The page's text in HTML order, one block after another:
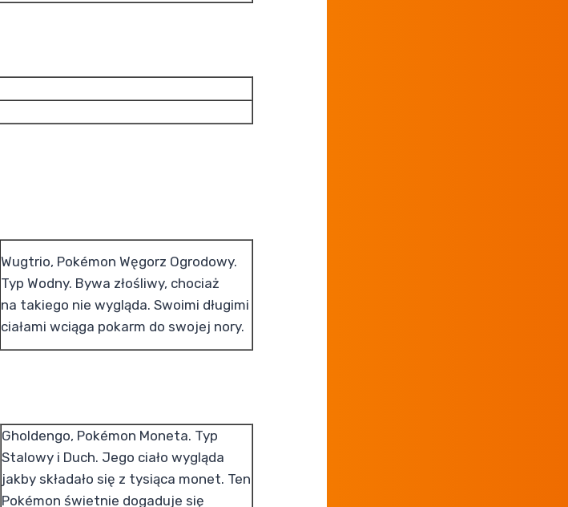
Wugtrio, Pokémon Węgorz Ogrodowy.
Typ Wodny. Bywa złośliwy, chociaż
na takiego nie wygląda. Swoimi długimi
ciałami wciąga pokarm do swojej nory.
Gholdengo, Pokémon Moneta. Typ
Stalowy i Duch. Jego ciało wygląda
jakby składało się z tysiąca monet. Ten
Pokémon świetnie dogaduje się